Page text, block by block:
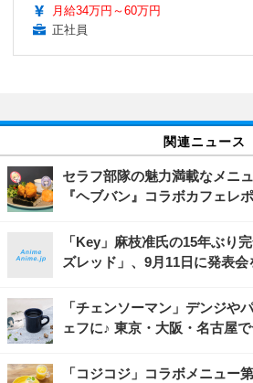
月給34万円～60万円
正社員
関連ニュース
セラフ部隊の魅力満載なメニ
『ヘブバン』コラボカフェレ
「Key」麻枝准氏の15年ぶり
ズレッド」、9月11日に発表会
「チェンソーマン」デンジや
ェフに♪ 東京・大阪・名古屋
「コジコジ」コラボメニュー